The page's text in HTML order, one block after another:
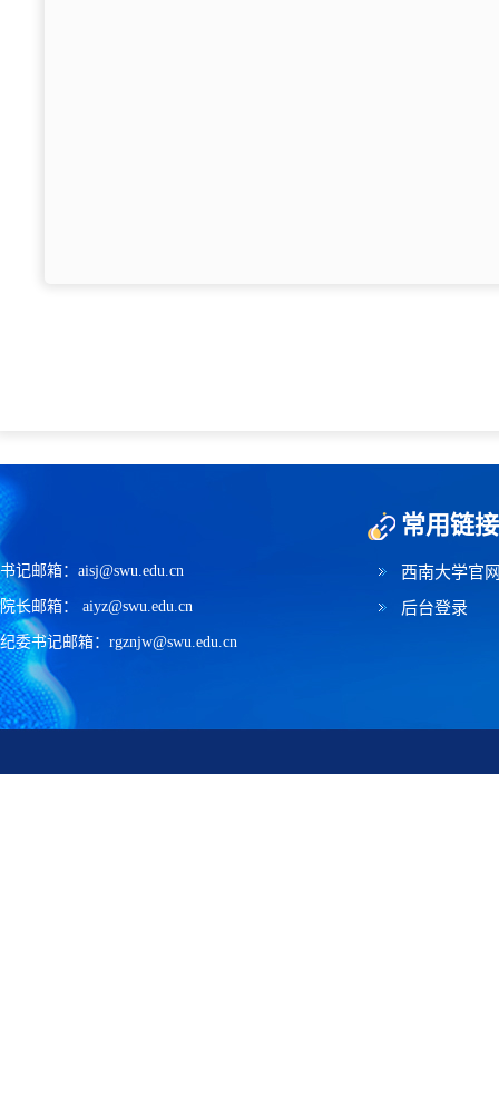
书记邮箱：aisj@swu.edu.cn
院长邮箱： aiyz@swu.edu.cn
纪委书记邮箱：rgznjw@swu.edu.cn
常用链接
西南大学官
后台登录